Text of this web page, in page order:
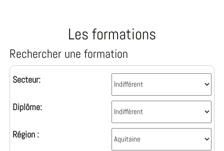
Les formations
Rechercher une formation
Secteur:
Diplôme:
Région :